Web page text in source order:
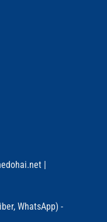
WhatsApp) -